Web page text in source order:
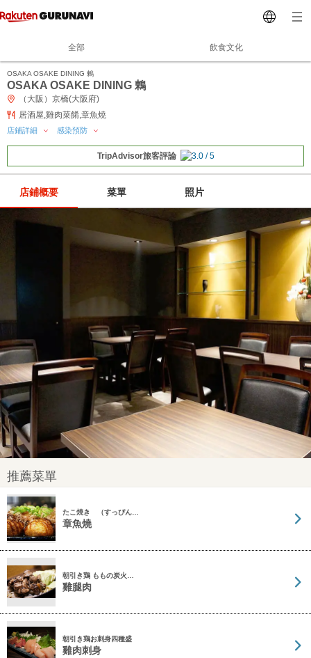
全部 飲食文化
OSAKA OSAKE DINING 鶫
OSAKA OSAKE DINING 鶇
（大阪）京橋(大阪府)
居酒屋,雞肉菜餚,章魚燒
店鋪詳細 感染預防
TripAdvisor旅客評論
店鋪概要 菜單 照片
推薦菜單
たこ焼き （すっぴん…
章魚燒
朝引き鶏 ももの炭火…
雞腿肉
朝引き鶏お刺身四種盛
雞肉刺身